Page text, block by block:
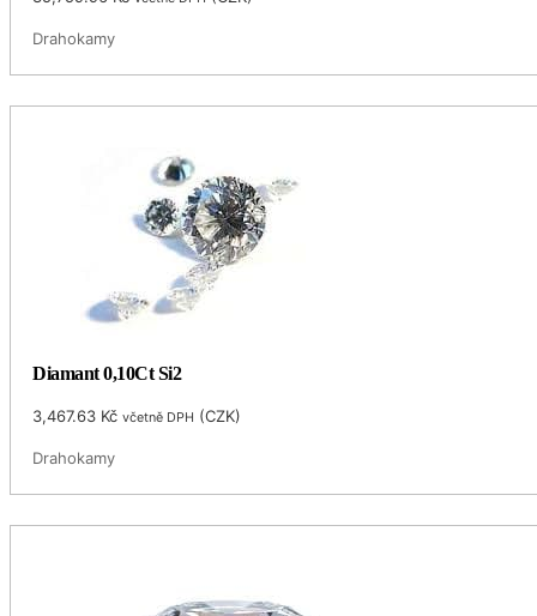
Drahokamy
Diamant 0,10Ct Si2
3,467.63 Kč včetně DPH (CZK)
Drahokamy